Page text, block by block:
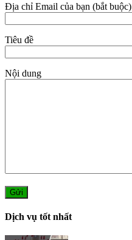
Địa chỉ Email của bạn (bắt buộc)
Tiêu đề
Nội dung
Dịch vụ tốt nhất